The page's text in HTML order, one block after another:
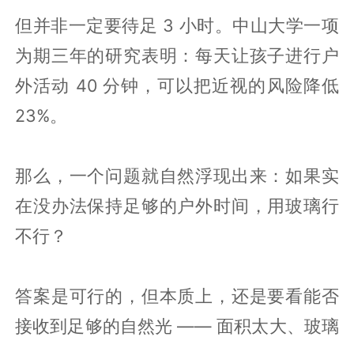
但并非一定要待足 3 小时。中山大学一项
为期三年的研究表明：每天让孩子进行户
外活动 40 分钟，可以把近视的风险降低
23%。
那么，一个问题就自然浮现出来：如果实
在没办法保持足够的户外时间，用玻璃行
不行？
答案是可行的，但本质上，还是要看能否
接收到足够的自然光 —— 面积太大、玻璃